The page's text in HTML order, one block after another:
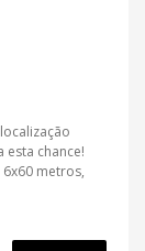
esta chance!
metros,